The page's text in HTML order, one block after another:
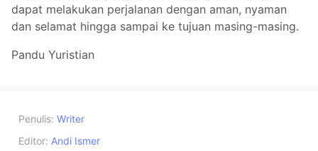
dapat melakukan perjalanan dengan aman, nyaman
dan selamat hingga sampai ke tujuan masing-masing.
Pandu Yuristian
Penulis: Writer
Editor: Andi Ismer